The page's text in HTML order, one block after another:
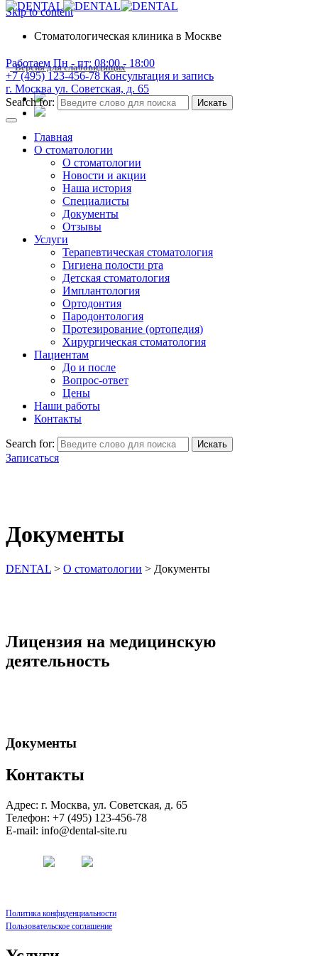
Skip to content
Стоматологическая клиника в Москве
Версия для слабовидящих
Работаем Пн - пт: 08:00 - 18:00
+7 (495) 123-456-78 Консультация и запись
г. Москва ул. Советская, д. 65
Search for:
Искать
Главная
О стоматологии
О стоматологии
Новости и акции
Наша история
Специалисты
Документы
Отзывы
Услуги
Терапевтическая стоматология
Гигиена полости рта
Детская стоматология
Имплантология
Ортодонтия
Пародонтология
Протезирование (ортопедия)
Хирургическая стоматология
Пациентам
До и после
Вопрос-ответ
Цены
Наши работы
Контакты
Search for: Искать
Записаться
Документы
DENTAL > О стоматологии > Документы
Лицензия на медицинскую
деятельность
Документы
Контакты
Адрес: г. Москва, ул. Советская, д. 65
Телефон: +7 (495) 123-456-78
E-mail: info@dental-site.ru
Политика конфиденциальности
Пользовательское соглашение